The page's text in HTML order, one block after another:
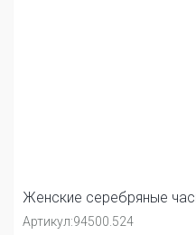
Женские серебряные
Артикул:94500.524